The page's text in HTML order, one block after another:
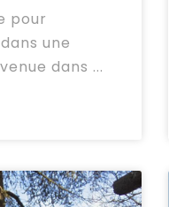
pour
une
dans